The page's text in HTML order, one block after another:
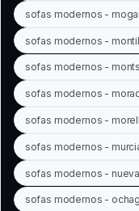
sofas modernos -
sofas modernos -
sofas modernos -
sofas modernos -
sofas modernos -
sofas modernos -
sofas modernos -
sofas modernos -